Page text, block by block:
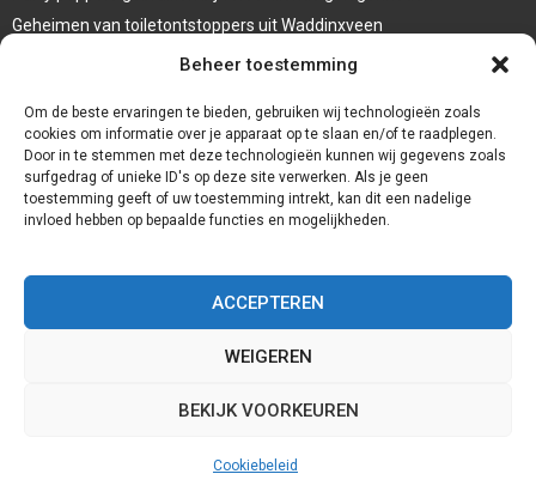
Beheer toestemming
Om de beste ervaringen te bieden, gebruiken wij technologieën zoals
cookies om informatie over je apparaat op te slaan en/of te raadplegen.
Door in te stemmen met deze technologieën kunnen wij gegevens zoals
surfgedrag of unieke ID's op deze site verwerken. Als je geen
toestemming geeft of uw toestemming intrekt, kan dit een nadelige
invloed hebben op bepaalde functies en mogelijkheden.
ACCEPTEREN
WEIGEREN
BEKIJK VOORKEUREN
Cookiebeleid
Geheimen van toiletontstoppers uit Waddinxveen
Vormen van terrasaankleding